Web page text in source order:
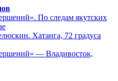
По следам якутских
Хатанга, 72 градуса
— Владивосток,